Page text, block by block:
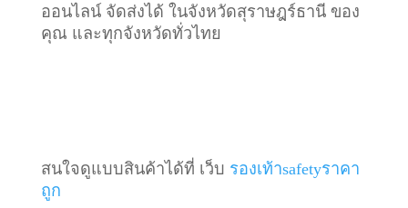
ออนไลน์ จัดส่งได้ ในจังหวัดสุราษฎร์ธานี ของ
คุณ และทุกจังหวัดทั่วไทย
สนใจดูแบบสินค้าได้ที่ เว็บ รองเท้าsafetyราคา
ถูก